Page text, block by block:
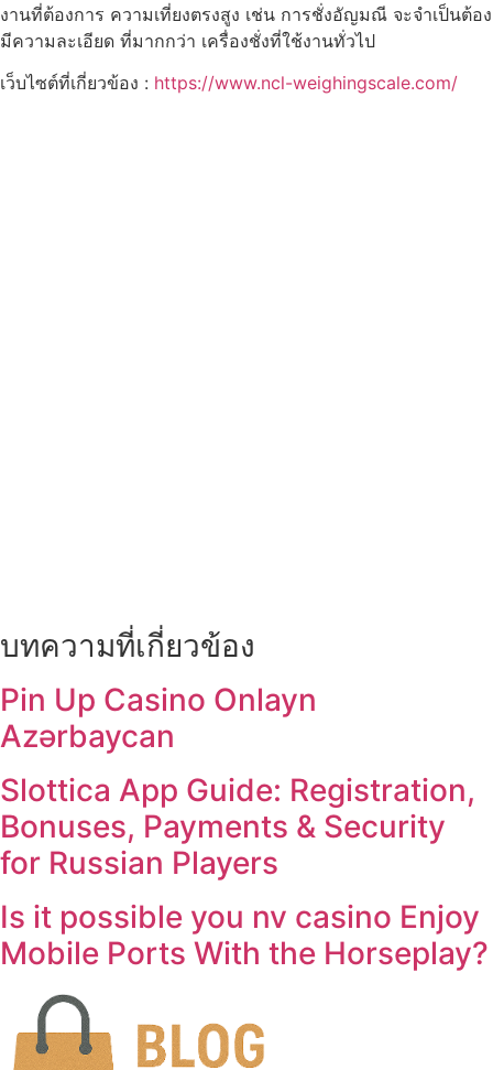
งานที่ต้องการ ความเที่ยงตรงสูง เช่น การชั่งอัญมณี จะจำเป็นต้อง
มีความละเอียด ที่มากกว่า เครื่องชั่งที่ใช้งานทั่วไป
เว็บไซต์ที่เกี่ยวข้อง : https://www.ncl-weighingscale.com/
บทความที่เกี่ยวข้อง
Pin Up Casino Onlayn
Azərbaycan
Slottica App Guide: Registration,
Bonuses, Payments & Security
for Russian Players
Is it possible you nv casino Enjoy
Mobile Ports With the Horseplay?